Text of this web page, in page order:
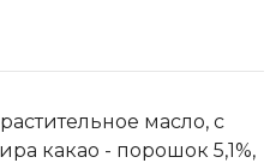
масло, с
какао - порошок 5,1%,